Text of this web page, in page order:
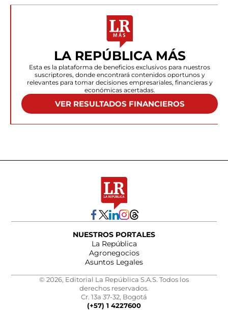
LA REPÚBLICA MÁS
Esta es la plataforma de beneficios exclusivos para nuestros
suscriptores, donde encontrará contenidos oportunos y
relevantes para tomar decisiones empresariales, financieras y
económicas acertadas.
VER RESULTADOS FINANCIEROS
NUESTROS PORTALES
La República
Agronegocios
Asuntos Legales
© 2026, Editorial La República S.A.S. Todos los
derechos reservados.
Cr. 13a 37-32, Bogotá
(+57) 1 4227600